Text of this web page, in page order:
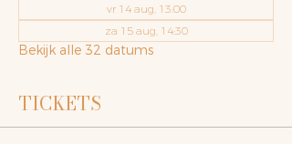
vr 14 aug, 13:00
za 15 aug, 14:30
Bekijk alle 32 datums
TICKETS